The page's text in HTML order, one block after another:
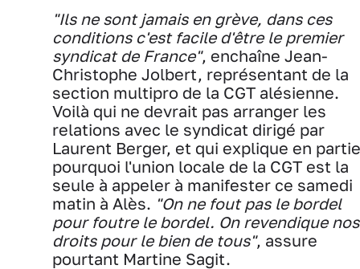
"Ils ne sont jamais en grève, dans ces
conditions c'est facile d'être le premier
syndicat de France", enchaîne Jean-
Christophe Jolbert, représentant de la
section multipro de la CGT alésienne.
Voilà qui ne devrait pas arranger les
relations avec le syndicat dirigé par
Laurent Berger, et qui explique en partie
pourquoi l'union locale de la CGT est la
seule à appeler à manifester ce samedi
matin à Alès. "On ne fout pas le bordel
pour foutre le bordel. On revendique nos
droits pour le bien de tous", assure
pourtant Martine Sagit.